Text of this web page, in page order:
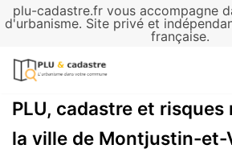
plu-cadastre.fr vous accompagne
d'urbanisme. Site privé et
française.
Aller
contenu
PLU, cadastre et
la ville de Montjustin-et-